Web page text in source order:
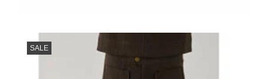
SALE